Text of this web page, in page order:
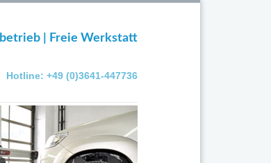
| Freie Werkstatt
Hotline: +49 (0)3641-447736